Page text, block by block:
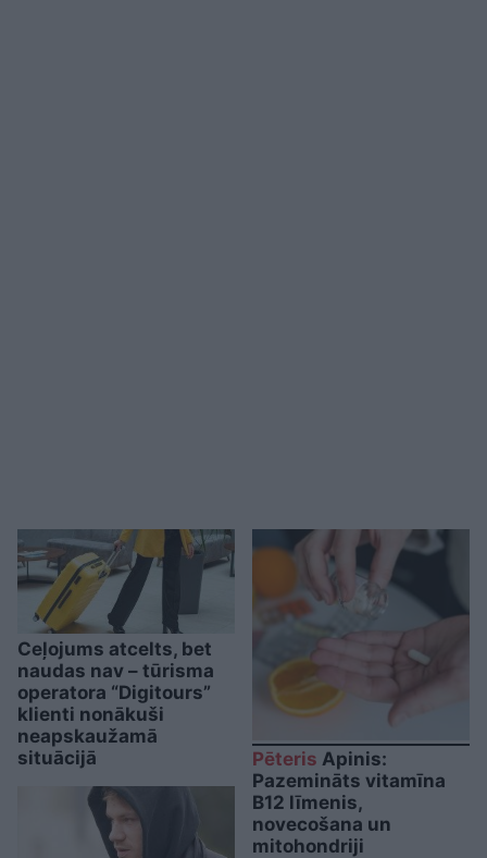
Ceļojums atcelts, bet
naudas nav – tūrisma
operatora “Digitours”
klienti nonākuši
neapskaužamā
situācijā
Pēteris Apinis:
Pazemināts vitamīna
B12 līmenis,
novecošana un
mitohondriji